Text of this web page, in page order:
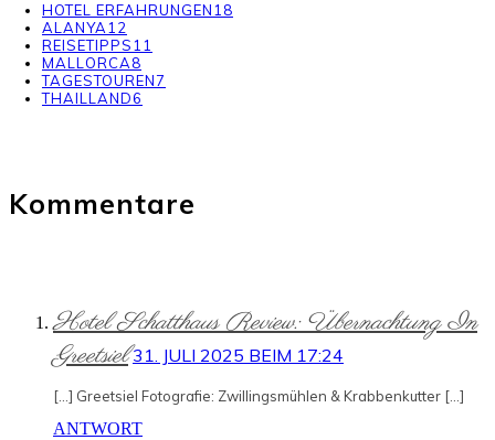
HOTEL ERFAHRUNGEN 18
ALANYA 12
REISETIPPS 11
MALLORCA8
TAGESTOUREN7
THAILLAND6
Kommentare
Hotel Schatthaus Review: Übernachtung In
Greetsiel 31. JULI 2025 BEIM 17:24
[…] Greetsiel Fotografie: Zwillingsmühlen & Krabbenkutter […]
ANTWORT